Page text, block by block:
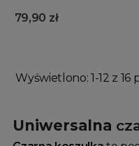
79,90 zł
Wyświetlono: 1-12 z 16
Uniwersalna